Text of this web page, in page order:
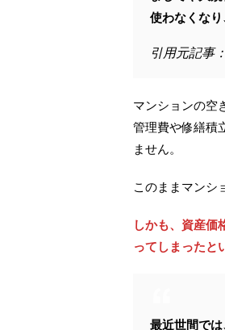
使わなくな
引用元記事：
マンションの空
管理費や修繕積
ません。
このままマンシ
しかも、資産価
ってしまったと
最近世間で